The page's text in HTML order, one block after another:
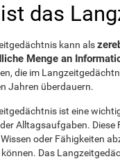
das
kann als
Menge an
die im
Jahren überdauern.
ist eine
Alltagsaufgaben. Diese
Wissen oder Fähigkeiten
Das